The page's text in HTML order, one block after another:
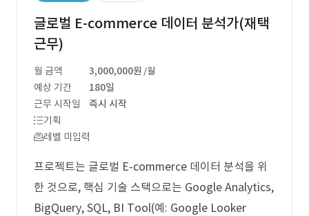
글로벌 E-commerce 데이터 분석가(재택
근무)
월 금액 3,000,000원 /월
예상 기간
180일
근무 시작일
즉시 시작
기획
레벨 미입력
프로젝트는 글로벌 E-commerce 데이터 분석을 위
한 것으로, 핵심 기술 스택으로는 Google Analytics,
BigQuery, SQL, BI Tool(예: Google Looker